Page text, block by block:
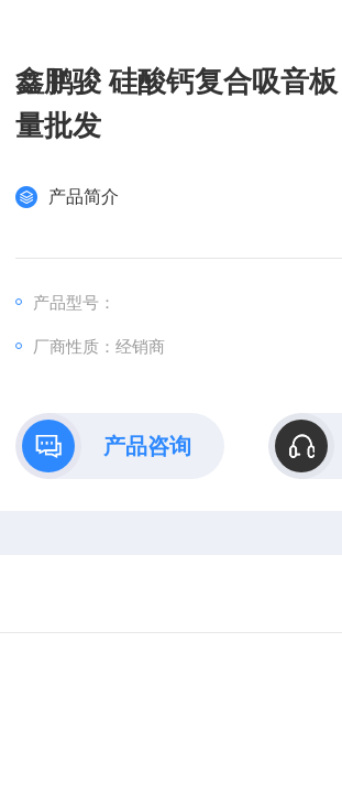
鑫鹏骏 硅酸钙复合吸音
量批发
产品简介
产品型号：
厂商性质：经销商
产品咨询